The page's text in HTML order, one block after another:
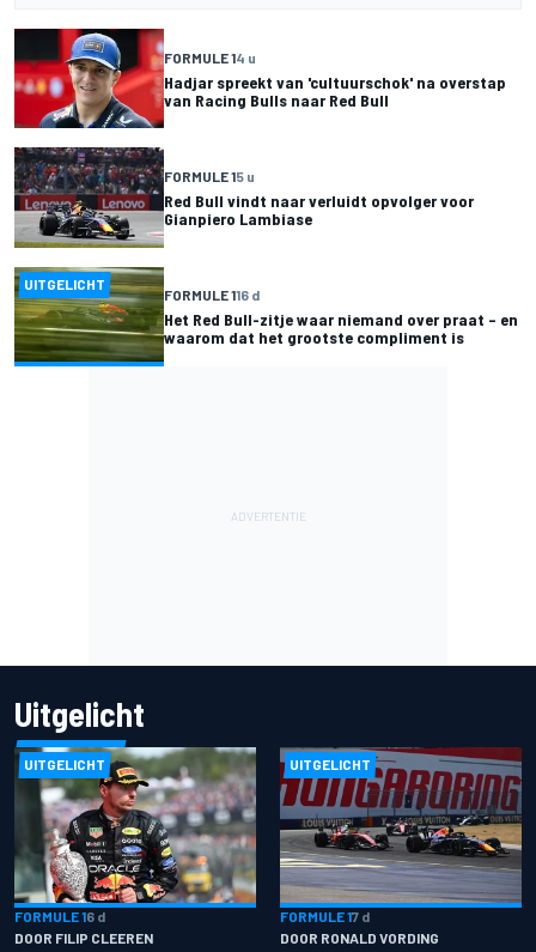
FORMULE 14 u
Hadjar spreekt van 'cultuurschok' na overstap
van Racing Bulls naar Red Bull
FORMULE 15 u
Red Bull vindt naar verluidt opvolger voor
Gianpiero Lambiase
UITGELICHT
FORMULE 116 d
Het Red Bull-zitje waar niemand over praat – en
waarom dat het grootste compliment is
Uitgelicht
UITGELICHT
FORMULE 16 d
DOOR FILIP CLEEREN
UITGELICHT
FORMULE 17 d
DOOR RONALD VORDING